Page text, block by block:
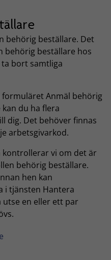
behörig beställare. Det
behörig beställare hos
bort samtliga
Anmäl behörig
du ha flera
dig. Det behöver finnas
arbetsgivarkod.
kontrollerar vi om det är
behörig beställare.
hen kan
i tjänsten Hantera
utse en eller ett par